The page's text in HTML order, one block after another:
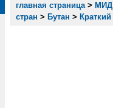
главная страница> МИД
стран > Бутан >